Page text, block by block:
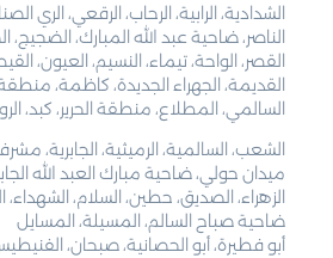
الشدادية، الرابية، الرحاب، الرقعي، الري
الناصر، ضاحية عبد الله المبارك، الضجيج،
القصر، الواحة، تيماء، النسيم، العيون،
القديمة، الجهراء الجديدة، كاظمة،
السالمي، المطلاع، منطقة الحرير، كبد،
الشعب، السالمية، الرميثية، الجابرية،
ميدان حولي، ضاحية مبارك العبد الله
الزهراء، الصديق، حطين، السلام، الشهداء،
ضاحية صباح السالم، المسيلة، المسايل
أبو فطيرة، أبو الحصانية، صبحان،